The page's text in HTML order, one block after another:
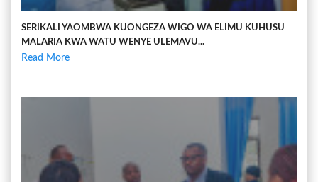
SERIKALI YAOMBWA KUONGEZA WIGO WA ELIMU KUHUSU
MALARIA KWA WATU WENYE ULEMAVU...
Read More